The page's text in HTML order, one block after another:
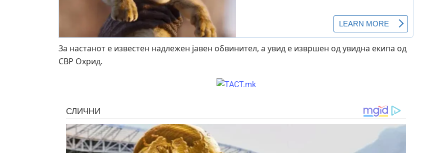
За настанот е известен надлежен јавен обвинител, а увид е извршен од увидна екипа од
СВР Охрид.